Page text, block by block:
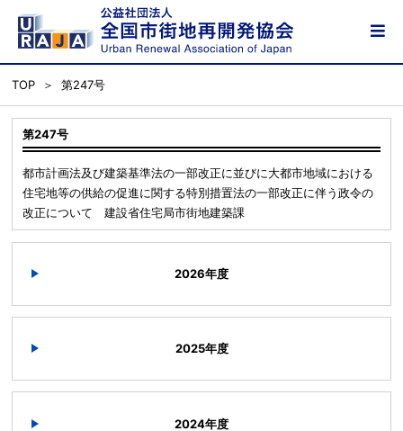
TOP 第247号
第247号
都市計画法及び建築基準法の一部改正に並びに大都市地域における
住宅地等の供給の促進に関する特別措置法の一部改正に伴う政令の
改正について 建設省住宅局市街地建築課
2026年度
2025年度
2024年度